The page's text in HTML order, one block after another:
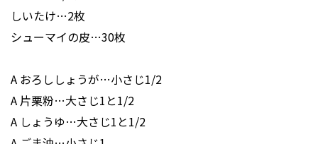
しいたけ…2枚
シューマイの皮…30枚
A おろししょうが…小さじ1/2
A 片栗粉…大さじ1と1/2
A しょうゆ…大さじ1と1/2